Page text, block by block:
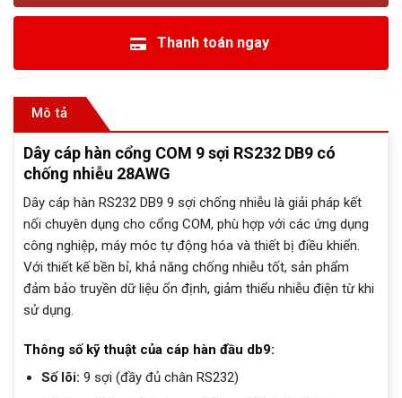
Thanh toán ngay
Mô tả
Dây cáp hàn cổng COM 9 sợi RS232 DB9 có
chống nhiễu 28AWG
Dây cáp hàn RS232 DB9 9 sợi chống nhiễu là giải pháp kết
nối chuyên dụng cho cổng COM, phù hợp với các ứng dụng
công nghiệp, máy móc tự động hóa và thiết bị điều khiển.
Với thiết kế bền bỉ, khả năng chống nhiễu tốt, sản phẩm
đảm bảo truyền dữ liệu ổn định, giảm thiểu nhiễu điện từ khi
sử dụng.
Thông số kỹ thuật của cáp hàn đầu db9:
Số lõi: 9 sợi (đầy đủ chân RS232)